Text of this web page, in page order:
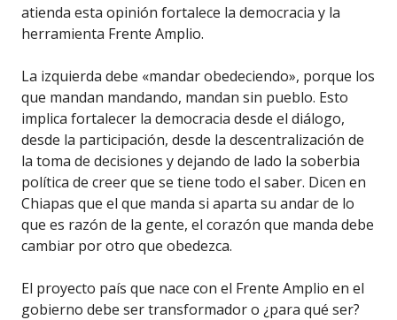
atienda esta opinión fortalece la democracia y la
herramienta Frente Amplio.
La izquierda debe «mandar obedeciendo», porque los
que mandan mandando, mandan sin pueblo. Esto
implica fortalecer la democracia desde el diálogo,
desde la participación, desde la descentralización de
la toma de decisiones y dejando de lado la soberbia
política de creer que se tiene todo el saber. Dicen en
Chiapas que el que manda si aparta su andar de lo
que es razón de la gente, el corazón que manda debe
cambiar por otro que obedezca.
El proyecto país que nace con el Frente Amplio en el
gobierno debe ser transformador o ¿para qué ser?